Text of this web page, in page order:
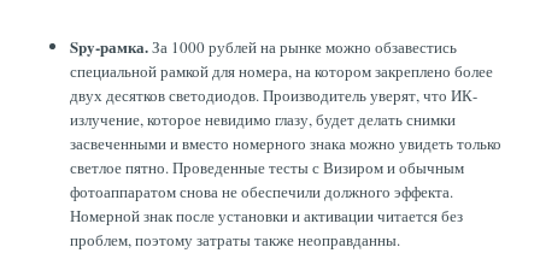
Spy-рамка.За 1000 рублей на рынке можно обзавестись
специальной рамкой для номера, на котором закреплено более
двух десятков светодиодов. Производитель уверят, что ИК-
излучение, которое невидимо глазу, будет делать снимки
засвеченными и вместо номерного знака можно увидеть только
светлое пятно. Проведенные тесты с Визиром и обычным
фотоаппаратом снова не обеспечили должного эффекта.
Номерной знак после установки и активации читается без
проблем, поэтому затраты также неоправданны.